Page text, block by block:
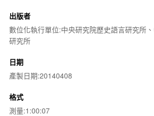
出版者
數位化執行單位:中央研究院歷史語言研究所
研究所
日期
產製日期:20140408
格式
測量:1:00:07